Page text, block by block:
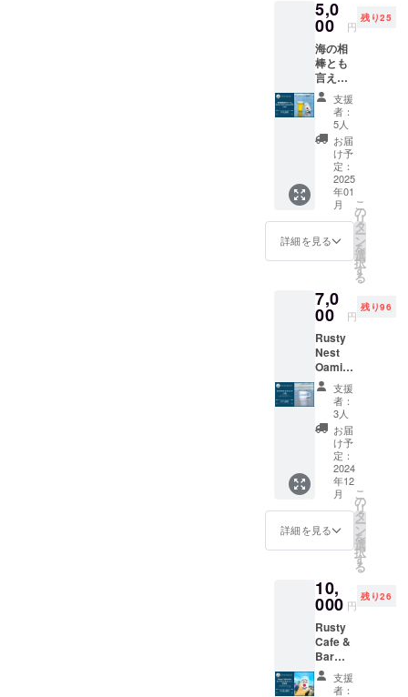
後日ご
連絡に
します
・支援
者様の
交通費
や滞在
費：支
援者様
の交通
費や滞
在費は
各自で
ご負担
い。 ・
支援者
法：詳
細は
で連絡
しま
す。
2024年
12月の
自社醸
造所
（Rust
y Nest
Brewer
y）完成
後、自
社醸造
第一弾
となる
初出荷
Rusty
Nest
IPAを気
ける3缶
セット
をお届
けしま
す。 ️★
お礼の
メッ
セージ
付き
<Rusty
Nesy
IPAにつ
いて>
アメリ
カンIPA
の色味
の中で
く、ま
るで日
光を思
わせる
ような
透明
感、白
5,0
00 円
残り25
海の相
棒とも
言える
「Rust
y Nest
Sessio
n
IPA」！
現在は
OEMの
限定醸
造と
なって
います
が、
2024年
自社醸
造所
（Rust
y Nest
Brewer
y）完成
後、自
社醸造
第一弾
となる
初出荷
Rusty
Nest
Sessio
n IPAを
気軽に
缶セッ
トで
す。 ★
お礼の
メッ
セージ
付き ＜
Rusty
支援
者：
5人
お届
け予
定：
2025
年01
月
詳細を見る
こ
の
リ
タ
ー
ン
を
選
択
す
る
7,0
00 円
残り96
Rusty
Nest
Oamish
irasato
のオリ
ジナル
ロゴ入
りマグ
カップ
をお届
けしま
す。 ️★
オリジ
ナルマ
グカッ
プ 1個
のメッ
セージ
支援
者：
3人
お届
け予
定：
2024
年12
月
詳細を見る
こ
の
リ
タ
ー
ン
を
選
択
す
る
10,
000 円
残り26
Rusty
Cafe &
Bar
オープ
ニング
支援
者：